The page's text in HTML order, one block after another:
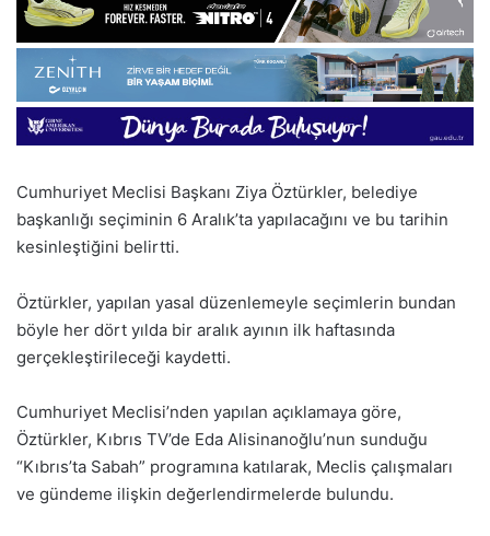
Cumhuriyet Meclisi Başkanı Ziya Öztürkler, belediye
başkanlığı seçiminin 6 Aralık’ta yapılacağını ve bu tarihin
kesinleştiğini belirtti.
Öztürkler, yapılan yasal düzenlemeyle seçimlerin bundan
böyle her dört yılda bir aralık ayının ilk haftasında
gerçekleştirileceği kaydetti.
Cumhuriyet Meclisi’nden yapılan açıklamaya göre,
Öztürkler, Kıbrıs TV’de Eda Alisinanoğlu’nun sunduğu
“Kıbrıs’ta Sabah” programına katılarak, Meclis çalışmaları
ve gündeme ilişkin değerlendirmelerde bulundu.